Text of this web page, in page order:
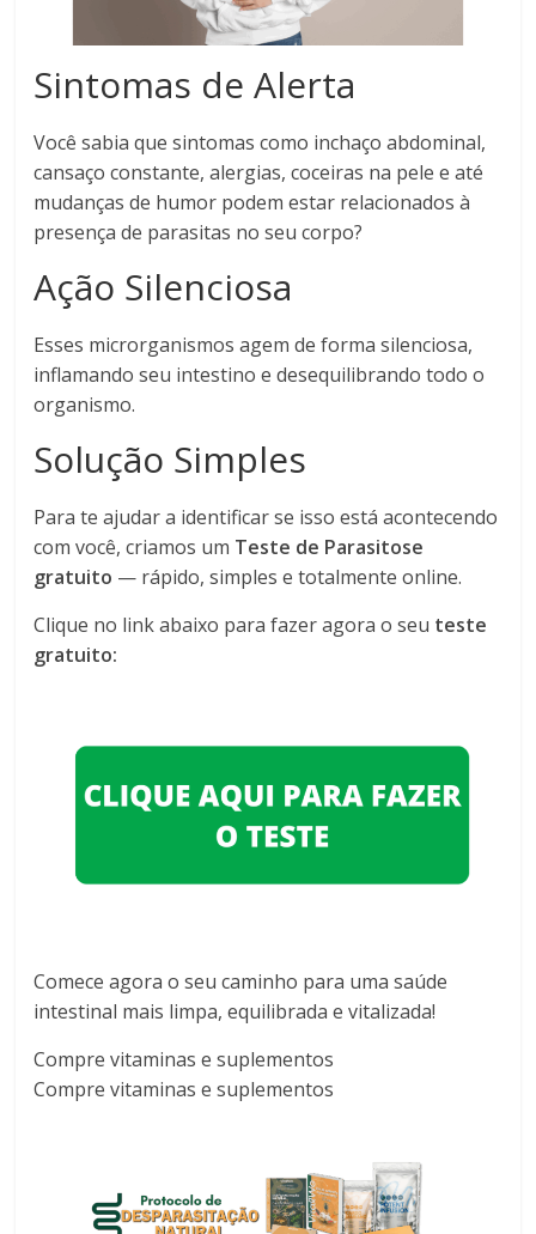
Sintomas de Alerta
Você sabia que sintomas como inchaço abdominal,
cansaço constante, alergias, coceiras na pele e até
mudanças de humor podem estar relacionados à
presença de parasitas no seu corpo?
Ação Silenciosa
Esses microrganismos agem de forma silenciosa,
inflamando seu intestino e desequilibrando todo o
organismo.
Solução Simples
Para te ajudar a identificar se isso está acontecendo
com você, criamos um Teste de Parasitose
gratuito — rápido, simples e totalmente online.
Clique no link abaixo para fazer agora o seu teste
gratuito:
Comece agora o seu caminho para uma saúde
intestinal mais limpa, equilibrada e vitalizada!
Compre vitaminas e suplementos
Compre vitaminas e suplementos